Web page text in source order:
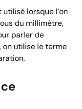
utilisé lorsque l’on
du millimètre,
parler de
on utilise le terme